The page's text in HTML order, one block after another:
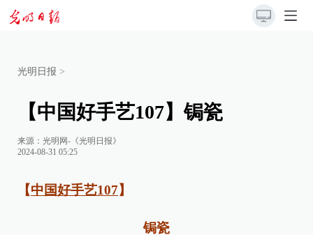
光明日报 >
【中国好手艺107】锔瓷
来源： 光明网-《光明日报》
2024-08-31 05:25
【中国好手艺107】
锔瓷